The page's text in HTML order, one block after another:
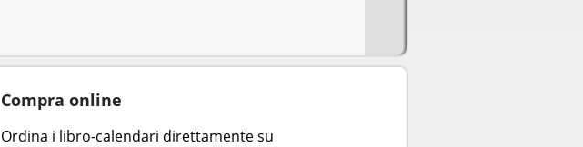
Compra online
Ordina i libro-calendari direttamente su